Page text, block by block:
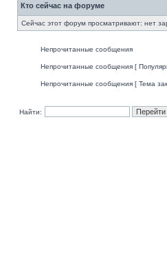
Кто сейчас на форуме
Сейчас этот форум просматривают: нет
Непрочитанные сообщения
Непрочитанные сообщения [
Непрочитанные сообщения [ Тема
Найти: